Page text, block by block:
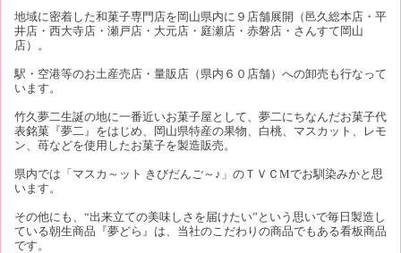
地域に密着した和菓子専門店を岡山県内に９店舗展開（邑久総本店・平
井店・西大寺店・瀬戸店・大元店・庭瀬店・赤磐店・さんすて岡山
店）。
駅・空港等のお土産売店・量販店（県内６０店舗）への卸売も行なって
います。
竹久夢二生誕の地に一番近いお菓子屋として、夢二にちなんだお菓子代
表銘菓『夢二』をはじめ、岡山県特産の果物、白桃、マスカット、レモ
ン、苺などを使用したお菓子を製造販売。
県内では「マスカ～ット きびだんご～♪」のＴＶＣМでお馴染みかと思
います。
その他にも、“出来立ての美味しさを届けたい”という思いで毎日製造し
ている朝生商品『夢どら』は、当社のこだわりの商品でもある看板商品
です。